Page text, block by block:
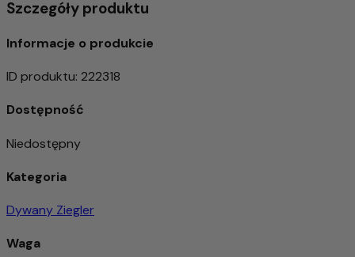
Szczegóły produktu
Informacje o produkcie
ID produktu: 222318
Dostępność
Niedostępny
Kategoria
Dywany Ziegler
Waga